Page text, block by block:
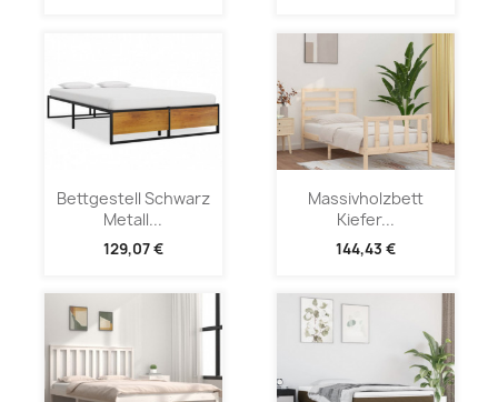
Bettgestell Schwarz
Metall...
129,07 €
Massivholzbett
Kiefer...
144,43 €